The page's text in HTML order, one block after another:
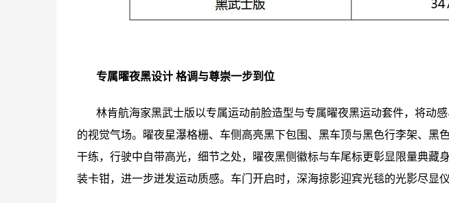
专属曜夜黑设计 格调与尊崇一步到位
林肯航海家黑武士版以专属运动前脸造型与专属曜夜黑运动套件，将动
的视觉气场。曜夜星瀑格栅、车侧高亮黑下包围、黑车顶与黑色行李架、黑
干练，行驶中自带高光，细节之处，曜夜黑侧徽标与车尾标更彰显限量典藏
装卡钳，进一步迸发运动质感。车门开启时，深海掠影迎宾光毯的光影尽显